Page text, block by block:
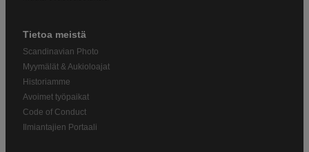
Tietoa meistä
Scandinavian Photo
Myymälät & Aukioloajat
Historiamme
Avoimet työpaikat
Code of Conduct
Ilmiantajien Portaali